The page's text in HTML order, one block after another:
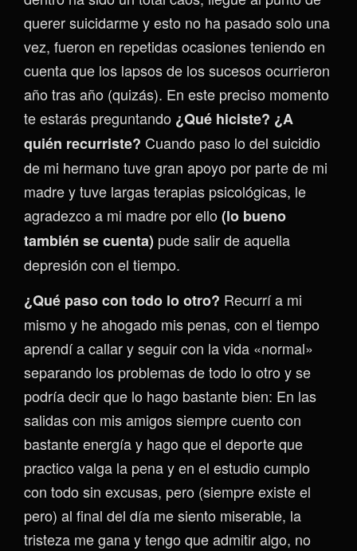
querer suicidarme y esto no ha pasado solo una
vez, fueron en repetidas ocasiones teniendo en
cuenta que los lapsos de los sucesos ocurrieron
año tras año (quizás). En este preciso momento
te estarás preguntando ¿Qué hiciste? ¿A
quién recurriste? Cuando paso lo del suicidio
de mi hermano tuve gran apoyo por parte de mi
madre y tuve largas terapias psicológicas, le
agradezco a mi madre por ello (lo bueno
también se cuenta) pude salir de aquella
depresión con el tiempo.
¿Qué paso con todo lo otro? Recurrí a mi
mismo y he ahogado mis penas, con el tiempo
aprendí a callar y seguir con la vida «normal»
separando los problemas de todo lo otro y se
podría decir que lo hago bastante bien: En las
salidas con mis amigos siempre cuento con
bastante energía y hago que el deporte que
practico valga la pena y en el estudio cumplo
con todo sin excusas, pero (siempre existe el
pero) al final del día me siento miserable, la
tristeza me gana y tengo que admitir algo, no